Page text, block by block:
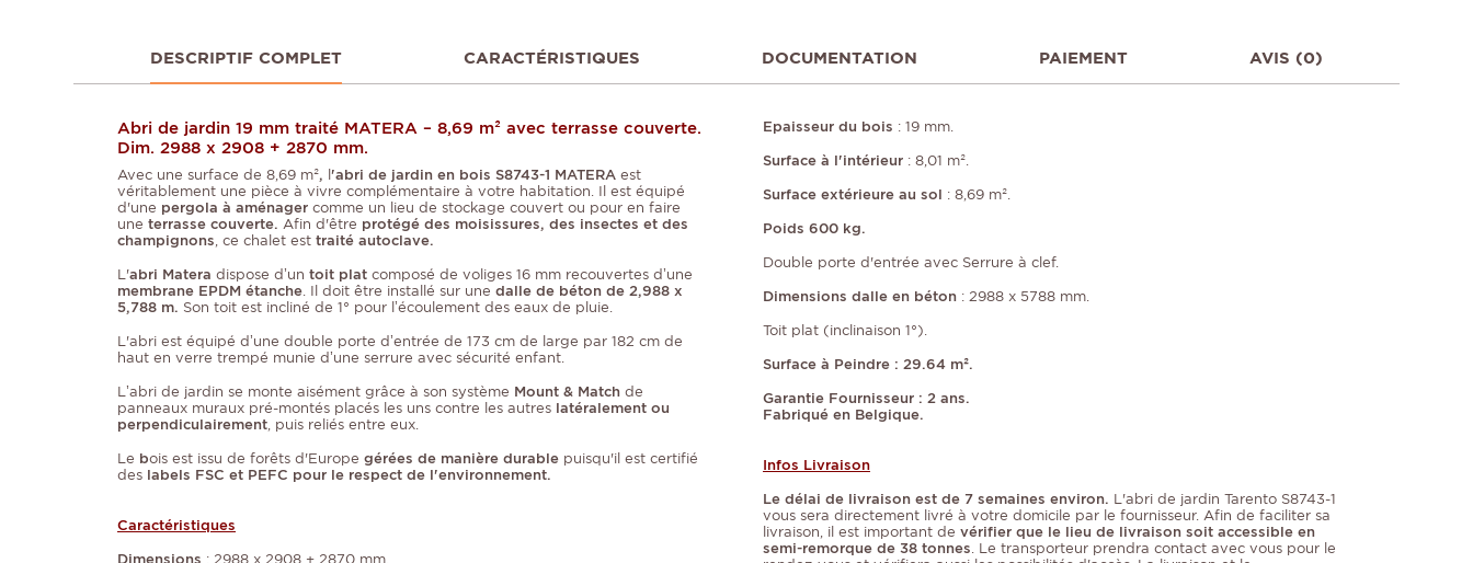
DESCRIPTIF COMPLET CARACTÉRISTIQUES DOCUMENTATION PAIEMENT AVIS (0)
Abri de jardin 19 mm traité MATERA – 8,69 m² avec terrasse couverte.
Dim. 2988 x 2908 + 2870 mm.
Avec une surface de 8,69 m², 'abri de jardin en bois S8743-1 MATERA est
véritablement une pièce à vivre complémentaire à votre habitation. Il est équipé
d'une pergola à aménager comme un lieu de stockage couvert ou pour en faire
une terrasse couverte. Afin d'être protégé des moisissures, des insectes et des
champignons , ce chalet est traité autoclave.
L'abri Matera dispose d’un toit plat composé de voliges 16 mm recouvertes d’une
membrane EPDM étanche . Il doit être installé sur une dalle de béton de 2,988 x
5,788 m. Son toit est incliné de 1° pour l’écoulement des eaux de pluie.
L'abri est équipé d’une double porte d’entrée de 173 cm de large par 182 cm de
haut en verre trempé munie d’une serrure avec sécurité enfant.
L’abri de jardin se monte aisément grâce à son système Mount & Match de
panneaux muraux pré-montés placés les uns contre les autres latéralement ou
perpendiculairement , puis reliés entre eux.
Le bois est issu de forêts d'Europe gérées de manière durable puisqu'il est certifié
des labels FSC et PEFC pour le respect de l'environnement.
Caractéristiques
Dimensions : 2988 x 2908 + 2870 mm.
Epaisseur du bois : 19 mm.
Surface à l'intérieur : 8,01 m².
Surface extérieure au sol : 8,69 m².
Poids 600 kg.
Double porte d'entrée avec Serrure à clef.
Dimensions dalle en béton : 2988 x 5788 mm.
Toit plat (inclinaison 1°).
Surface à Peindre : 29.64 m².
Garantie Fournisseur : 2 ans.
Fabriqué en Belgique.
Infos Livraison
Le délai de livraison est de 7 semaines environ. L'abri de jardin Tarento S8743-1
vous sera directement livré à votre domicile par le fournisseur. Afin de faciliter sa
livraison, il est important de vérifier que le lieu de livraison soit accessible en
semi-remorque de 38 tonnes . Le transporteur prendra contact avec vous pour le